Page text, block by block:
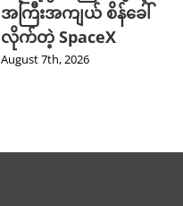
အကြီးအကျယ် စိန်ခေါ်
လိုက်တဲ့ SpaceX
August 7th, 2026